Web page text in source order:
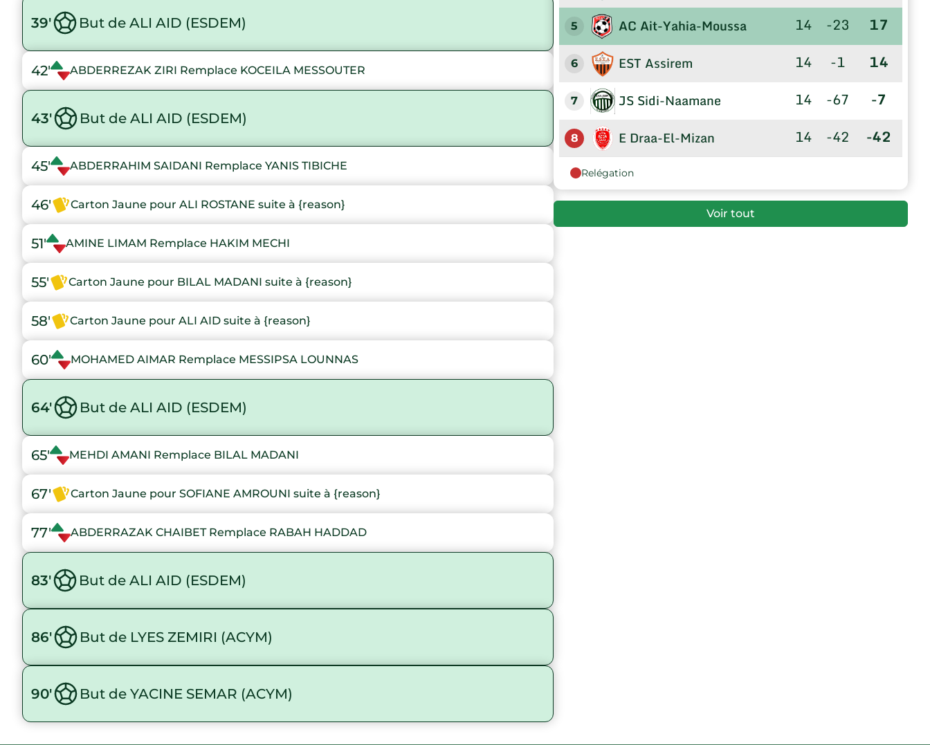
39' But de ALI AID (ESDEM)
42' ABDERREZAK ZIRI Remplace KOCEILA MESSOUTER
43' But de ALI AID (ESDEM)
45' ABDERRAHIM SAIDANI Remplace YANIS TIBICHE
46' Carton Jaune pour ALI ROSTANE suite à {reason}
51' AMINE LIMAM Remplace HAKIM MECHI
55' Carton Jaune pour BILAL MADANI suite à {reason}
58' Carton Jaune pour ALI AID suite à {reason}
60' MOHAMED AIMAR Remplace MESSIPSA LOUNNAS
64' But de ALI AID (ESDEM)
65' MEHDI AMANI Remplace BILAL MADANI
67' Carton Jaune pour SOFIANE AMROUNI suite à {reason}
77' ABDERRAZAK CHAIBET Remplace RABAH HADDAD
83' But de ALI AID (ESDEM)
86' But de LYES ZEMIRI (ACYM)
90' But de YACINE SEMAR (ACYM)
5 AC Ait-Yahia-Moussa 14 -23 17
6 EST Assirem 14 -1 14
7 JS Sidi-Naamane 14 -67 -7
8 E Draa-El-Mizan 14 -42 -42
Relégation
Voir tout